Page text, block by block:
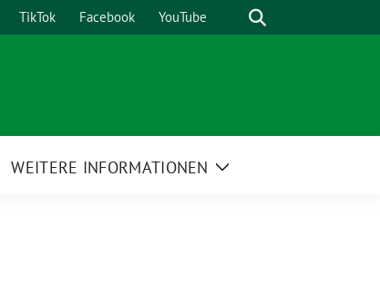
TikTok Facebook YouTube Suche
WEITERE INFORMATIONEN
Zeige